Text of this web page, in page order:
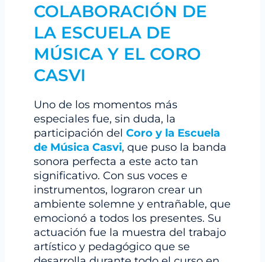
COLABORACIÓN DE
LA ESCUELA DE
MÚSICA Y EL CORO
CASVI
Uno de los momentos más
especiales fue, sin duda, la
participación del Coro y la Escuela
de Música Casvi, que puso la banda
sonora perfecta a este acto tan
significativo. Con sus voces e
instrumentos, lograron crear un
ambiente solemne y entrañable, que
emocionó a todos los presentes. Su
actuación fue la muestra del trabajo
artístico y pedagógico que se